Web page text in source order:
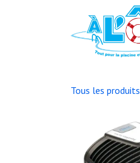
Tous les produits